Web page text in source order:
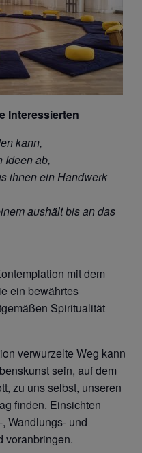
Interessierten
kann,
Ideen ab,
ihnenein Handwerk
aushält bis an das
mit dem
ein bewährtes
Spiritualität
verwurzelte Weg kann
sein, auf dem
zu uns selbst, unseren
finden. Einsichten
Wandlungs- und
voranbringen.